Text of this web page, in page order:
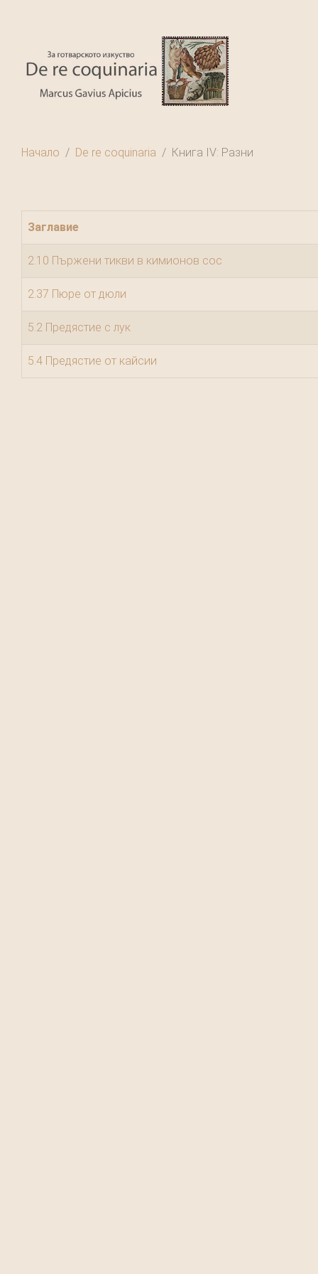
Начало De re coquinaria Книга IV: Разни
Заглавие
2.10 Пържени тикви в кимионов сос
2.37 Пюре от дюли
5.2 Предястие с лук
5.4 Предястие от кайсии